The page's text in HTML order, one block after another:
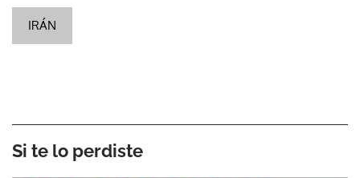
IRÁN
Si te lo perdiste